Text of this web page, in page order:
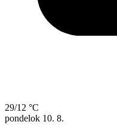
29/12 °C
pondelok 10. 8.